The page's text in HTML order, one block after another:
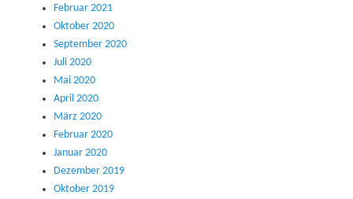
Februar 2021
Oktober 2020
September 2020
Juli 2020
Mai 2020
April 2020
März 2020
Februar 2020
Januar 2020
Dezember 2019
Oktober 2019